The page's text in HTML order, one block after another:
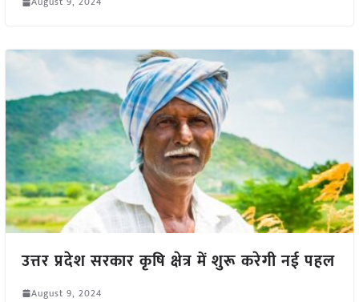
उत्तर प्रदेश सरकार कृषि क्षेत्र में शुरू करेगी नई पहल
August 9, 2024